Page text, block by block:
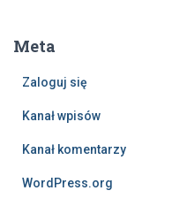
Meta
Zaloguj się
Kanał wpisów
Kanał komentarzy
WordPress.org